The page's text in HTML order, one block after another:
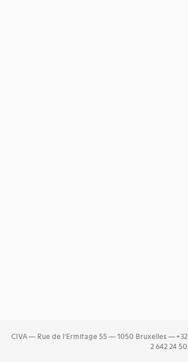
CIVA — Rue de l’Ermitage 55 — 1050 Bruxelles — +32
2 642 24 50